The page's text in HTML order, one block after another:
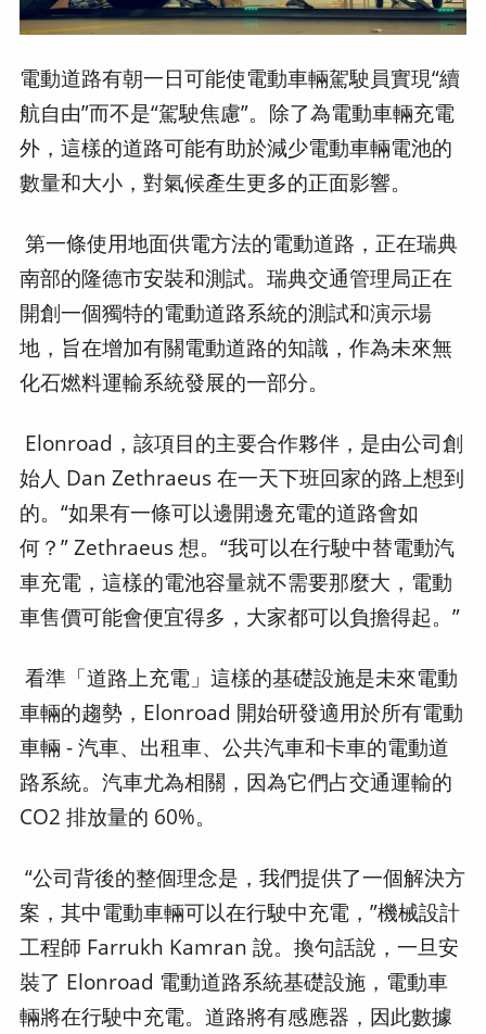
電動道路有朝一日可能使電動車輛駕駛員實現“續
航自由”而不是“駕駛焦慮”。除了為電動車輛充電
外，這樣的道路可能有助於減少電動車輛電池的
數量和大小，對氣候產生更多的正面影響。
第一條使用地面供電方法的電動道路，正在瑞典
南部的隆德市安裝和測試。瑞典交通管理局正在
開創一個獨特的電動道路系統的測試和演示場
地，旨在增加有關電動道路的知識，作為未來無
化石燃料運輸系統發展的一部分。
Elonroad，該項目的主要合作夥伴，是由公司創
始人 Dan Zethraeus 在一天下班回家的路上想到
的。“如果有一條可以邊開邊充電的道路會如
何？” Zethraeus 想。“我可以在行駛中替電動汽
車充電，這樣的電池容量就不需要那麼大，電動
車售價可能會便宜得多，大家都可以負擔得起。”
看準「道路上充電」這樣的基礎設施是未來電動
車輛的趨勢，Elonroad 開始研發適用於所有電動
車輛 - 汽車、出租車、公共汽車和卡車的電動道
路系統。汽車尤為相關，因為它們占交通運輸的
CO2 排放量的 60%。
“公司背後的整個理念是，我們提供了一個解決方
案，其中電動車輛可以在行駛中充電，”機械設計
工程師 Farrukh Kamran 說。換句話說，一旦安
裝了 Elonroad 電動道路系統基礎設施，電動車
輛將在行駛中充電。道路將有感應器，因此數據